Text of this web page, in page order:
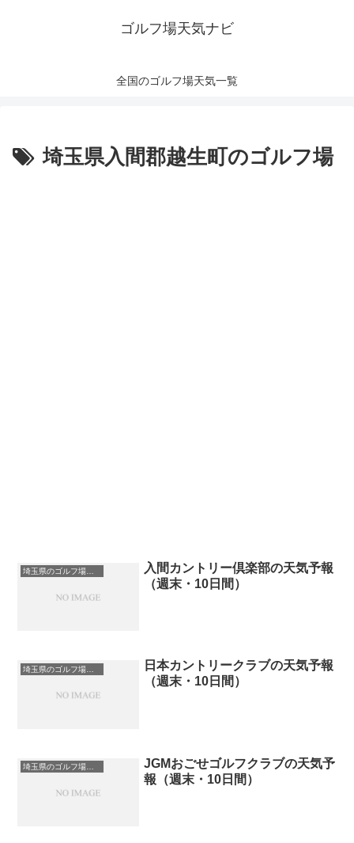
ゴルフ場天気ナビ
全国のゴルフ場天気一覧
埼玉県入間郡越生町のゴルフ場
埼玉県のゴルフ場一覧｜距離が長い・広いゴルフ場ランキング
入間カントリー倶楽部の天気予報
（週末・10日間）
埼玉県のゴルフ場一覧｜距離が長い・広いゴルフ場ランキング
日本カントリークラブの天気予報
（週末・10日間）
埼玉県のゴルフ場一覧｜距離が長い・広いゴルフ場ランキング
JGMおごせゴルフクラブの天気予
報（週末・10日間）